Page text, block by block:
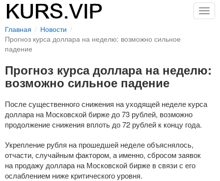
Главная
Новости
Прогноз курса доллара на неделю: возможно сильное
падение
Прогноз курса доллара на неделю:
возможно сильное падение
После существенного снижения на уходящей неделе курса
доллара на Московской бирже до 73 рублей, возможно
продолжение снижения вплоть до 72 рублей к концу года.
Укрепление рубля на прошедшей неделе объяснялось,
отчасти, случайным фактором, а именно, сбросом заявок
на продажу доллара на Московской бирже в связи с его
ослаблением ниже критического уровня.